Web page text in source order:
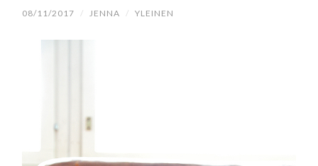
08/11/2017 / JENNA / YLEINEN